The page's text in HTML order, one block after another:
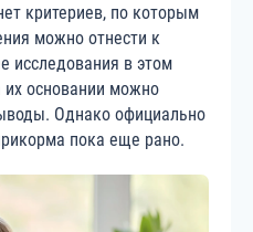
критериев, по которым
можно отнести к
исследования в этом
их основании можно
Однако официально
пока еще рано.